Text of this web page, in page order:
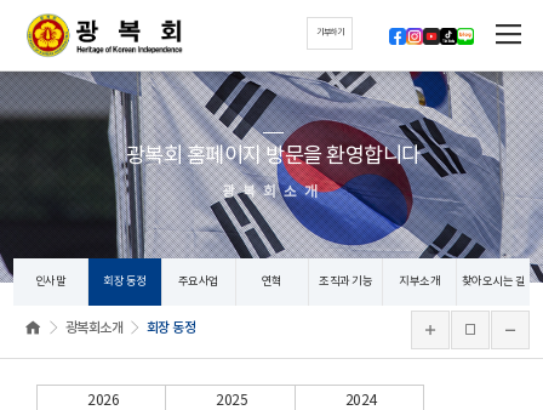
기부하기
광복회 홈페이지 방문을 환영합니다
광복회소개
인사말 회장 동정 주요사업 연혁 조직과 기능 지부소개 찾아오시는 길
광복회소개 회장 동정
2026 2025 2024